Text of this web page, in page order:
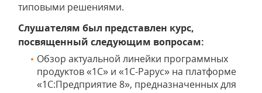
типовыми решениями.
Слушателям был представлен курс,
посвященный следующим вопросам:
Обзор актуальной линейки программных
продуктов «1С» и «1С-Рарус» на платформе
«1С:Предприятие 8», предназначенных для